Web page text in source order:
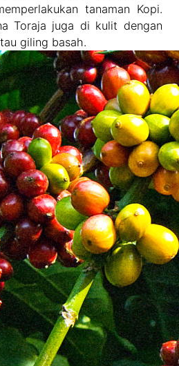
tanaman Kopi.
Toraja juga di kulit dengan
giling basah.